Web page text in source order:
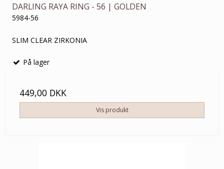
DARLING RAYA RING - 56 | GOLDEN
5984-56
SLIM CLEAR ZIRKONIA
På lager
449,00 DKK
Vis produkt